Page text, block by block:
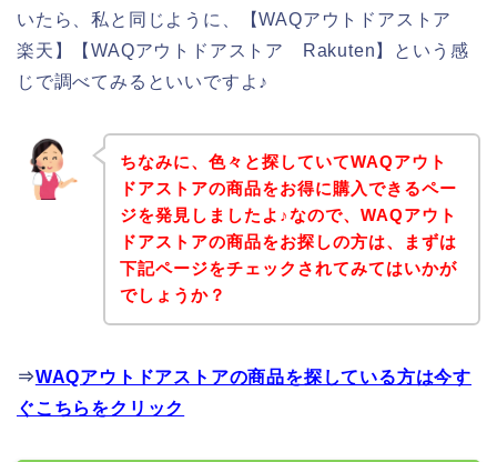
いたら、私と同じように、【WAQアウトドアストア
楽天】【WAQアウトドアストア Rakuten】という感
じで調べてみるといいですよ♪
ちなみに、色々と探していてWAQアウト
ドアストアの商品をお得に購入できるペー
ジを発見しましたよ♪なので、WAQアウト
ドアストアの商品をお探しの方は、まずは
下記ページをチェックされてみてはいかが
でしょうか？
⇒WAQアウトドアストアの商品を探している方は今す
ぐこちらをクリック